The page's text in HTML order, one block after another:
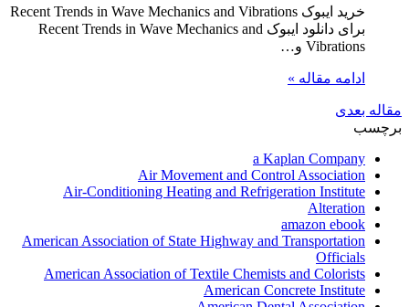
خرید ایبوک Recent Trends in Wave Mechanics and Vibrations
برای دانلود ایبوک Recent Trends in Wave Mechanics and
Vibrations و…
ادامه مقاله »
مقاله بعدی
برچسب
a Kaplan Company
Air Movement and Control Association
Air-Conditioning Heating and Refrigeration Institute
Alteration
amazon ebook
American Association of State Highway and Transportation
Officials
American Association of Textile Chemists and Colorists
American Concrete Institute